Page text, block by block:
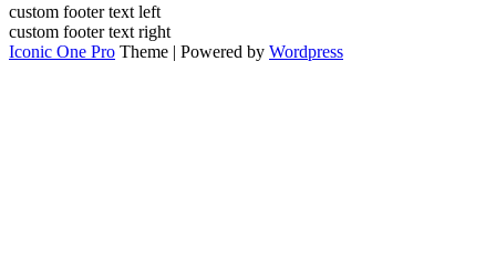
custom footer text left
custom footer text right
Iconic One Pro Theme | Powered by Wordpress